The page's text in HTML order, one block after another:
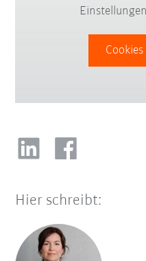
Hier schreibt: